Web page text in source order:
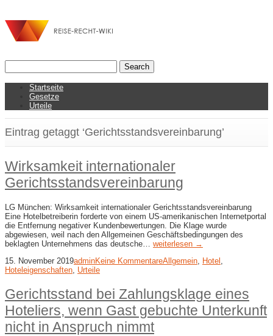
Startseite
Gesetze
Urteile
Eintrag getaggt ‘Gerichtsstandsvereinbarung’
Wirksamkeit internationaler
Gerichtsstandsvereinbarung
LG München: Wirksamkeit internationaler Gerichtsstandsvereinbarung
Eine Hotelbetreiberin forderte von einem US-amerikanischen Internetportal
die Entfernung negativer Kundenbewertungen. Die Klage wurde
abgewiesen, weil nach den Allgemeinen Geschäftsbedingungen des
beklagten Unternehmens das deutsche… weiterlesen →
15. November 2019adminKeine KommentareAllgemein, Hotel ,
Hoteleigenschaften, Urteile
Gerichtsstand bei Zahlungsklage eines
Hoteliers, wenn Gast gebuchte Unterkunft
nicht in Anspruch nimmt